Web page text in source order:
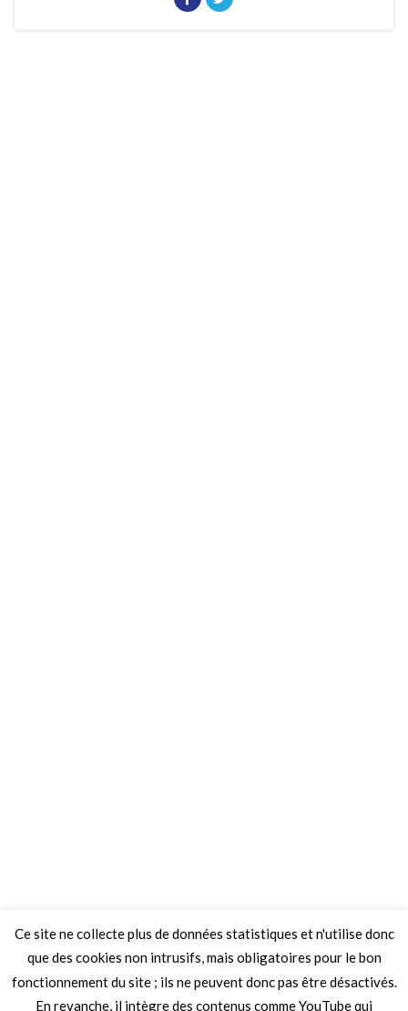
Ce site ne collecte plus de données statistiques et n'utilise donc
que des cookies non intrusifs, mais obligatoires pour le bon
fonctionnement du site ; ils ne peuvent donc pas être désactivés.
En revanche, il intègre des contenus comme YouTube qui